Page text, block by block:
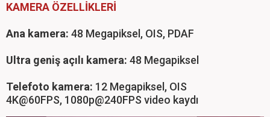
KAMERA ÖZELLİKLERİ
Ana kamera: 48 Megapiksel, OIS, PDAF
Ultra geniş açılı kamera: 48 Megapiksel
Telefoto kamera: 12 Megapiksel, OIS
4K@60FPS, 1080p@240FPS video kaydı